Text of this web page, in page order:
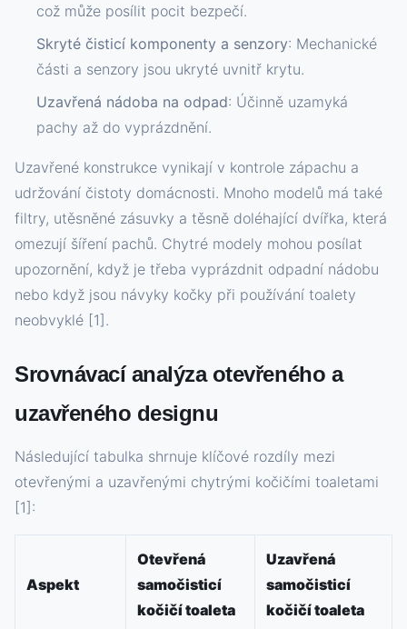
což může posílit pocit bezpečí.
Skryté čisticí komponenty a senzory: Mechanické
části a senzory jsou ukryté uvnitř krytu.
Uzavřená nádoba na odpad: Účinně uzamyká
pachy až do vyprázdnění.
Uzavřené konstrukce vynikají v kontrole zápachu a
udržování čistoty domácnosti. Mnoho modelů má také
filtry, utěsněné zásuvky a těsně doléhající dvířka, která
omezují šíření pachů. Chytré modely mohou posílat
upozornění, když je třeba vyprázdnit odpadní nádobu
nebo když jsou návyky kočky při používání toalety
neobvyklé [1].
Srovnávací analýza otevřeného a
uzavřeného designu
Následující tabulka shrnuje klíčové rozdíly mezi
otevřenými a uzavřenými chytrými kočičími toaletami
[1]:
Aspekt
Otevřená
samočisticí
kočičí toaleta
Uzavřená
samočisticí
kočičí toaleta